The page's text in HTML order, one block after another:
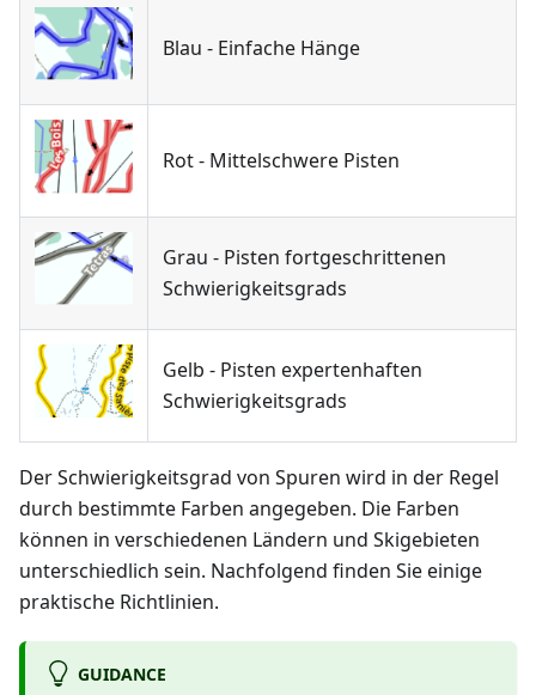
Blau - Einfache Hänge
Rot - Mittelschwere Pisten
Grau - Pisten fortgeschrittenen
Schwierigkeitsgrads
Gelb - Pisten expertenhaften
Schwierigkeitsgrads
Der Schwierigkeitsgrad von Spuren wird in der Regel
durch bestimmte Farben angegeben. Die Farben
können in verschiedenen Ländern und Skigebieten
unterschiedlich sein. Nachfolgend finden Sie einige
praktische Richtlinien.
GUIDANCE